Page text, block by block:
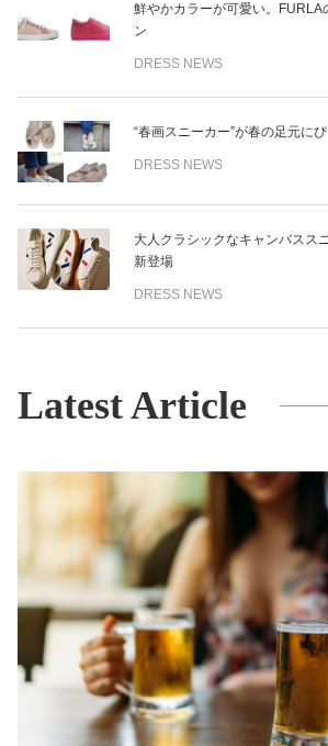
鮮やかカラーが可愛い。FURLA
ン
DRESS NEWS
“春画スニーカー”が春の足元にぴ
DRESS NEWS
大人クラシックなキャンバスス
新登場
DRESS NEWS
Latest Article